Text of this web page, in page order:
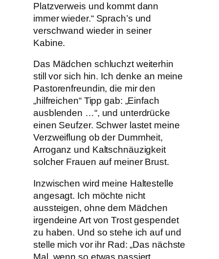
Platzverweis und kommt dann
immer wieder.“ Sprach’s und
verschwand wieder in seiner
Kabine.
Das Mädchen schluchzt weiterhin
still vor sich hin. Ich denke an meine
Pastorenfreundin, die mir den
„hilfreichen“ Tipp gab: „Einfach
ausblenden …“, und unterdrücke
einen Seufzer. Schwer lastet meine
Verzweiflung ob der Dummheit,
Arroganz und Kaltschnäuzigkeit
solcher Frauen auf meiner Brust.
Inzwischen wird meine Haltestelle
angesagt. Ich möchte nicht
aussteigen, ohne dem Mädchen
irgendeine Art von Trost gespendet
zu haben. Und so stehe ich auf und
stelle mich vor ihr Rad: „Das nächste
Mal, wenn so etwas passiert,